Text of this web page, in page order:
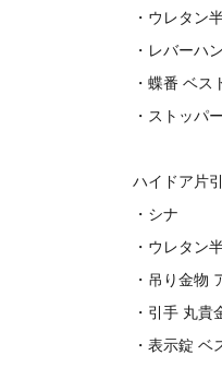
・ウレタン
・レバーハ
・蝶番 ベス
・ストッパ
ハイドア片
・シナ
・ウレタン
・吊り金物
・引手 丸
・表示錠